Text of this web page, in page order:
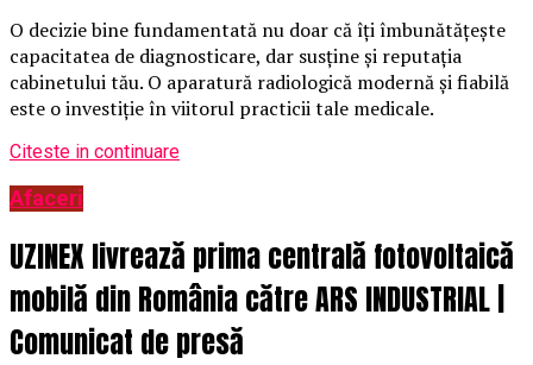
O decizie bine fundamentată nu doar că îți îmbunătățește
capacitatea de diagnosticare, dar susține și reputația
cabinetului tău. O aparatură radiologică modernă și fiabilă
este o investiție în viitorul practicii tale medicale.
Citeste in continuare
Afaceri
UZINEX livrează prima centrală fotovoltaică
mobilă din România către ARS INDUSTRIAL |
Comunicat de presă